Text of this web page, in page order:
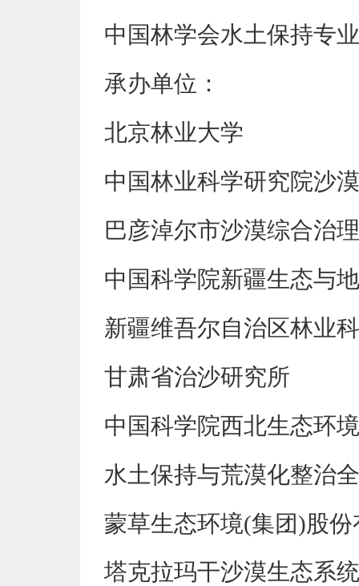
中国林学会水土保持专
承办单位：
北京林业大学
中国林业科学研究院沙
巴彦淖尔市沙漠综合治
中国科学院新疆生态与
新疆维吾尔自治区林业
甘肃省治沙研究所
中国科学院西北生态环
水土保持与荒漠化整治
蒙草生态环境(集团)股
塔克拉玛干沙漠生态系